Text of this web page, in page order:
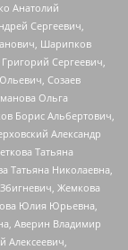
Анатолий
Сергеевич,
Шарипков
Сергеевич,
Созаев
Ольга
Борис Альбертович,
Александр
Татьяна
Татьяна Николаевна,
Жемкова
Юлия Юрьевна,
Аверин Владимир
Алексеевич,